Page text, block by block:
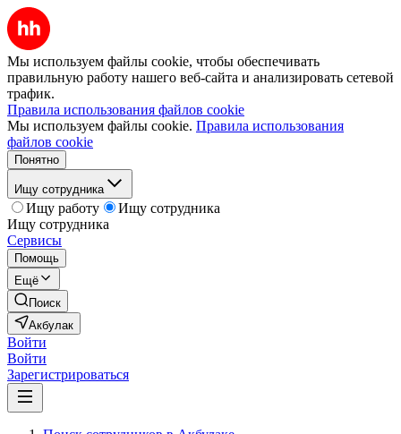
Мы используем файлы cookie, чтобы обеспечивать
правильную работу нашего веб-сайта и анализировать сетевой
трафик.
Правила использования файлов cookie
Мы используем файлы cookie. Правила использования
файлов cookie
Понятно
Ищу сотрудника
Ищу работу
Ищу сотрудника
Ищу сотрудника
Сервисы
Помощь
Ещё
Поиск
Акбулак
Войти
Войти
Зарегистрироваться